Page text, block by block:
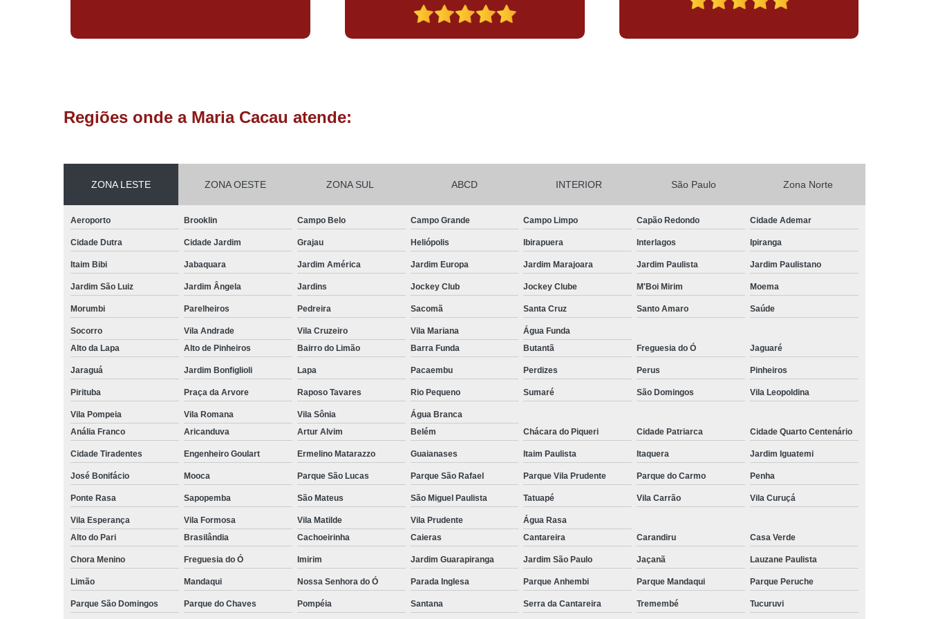
Regiões onde a Maria Cacau atende:
ZONA LESTE ZONA OESTE ZONA SUL ABCD INTERIOR São Paulo Zona Norte
Aeroporto Brooklin Campo Belo Campo Grande Campo Limpo Capão Redondo Cidade Ademar
Cidade Dutra Cidade Jardim Grajau Heliópolis Ibirapuera Interlagos Ipiranga
Itaim Bibi Jabaquara Jardim América Jardim Europa Jardim Marajoara Jardim Paulista Jardim Paulistano
Jardim São Luiz Jardim Ângela Jardins Jockey Club Jockey Clube M'Boi Mirim Moema
Morumbi Parelheiros Pedreira Sacomã Santa Cruz Santo Amaro Saúde
Socorro Vila Andrade Vila Cruzeiro Vila Mariana
Água Funda
Alto da Lapa
Alto de Pinheiros Bairro do Limão Barra Funda Butantã Freguesia do Ó Jaguaré
Jaraguá Jardim Bonfiglioli Lapa Pacaembu Perdizes Perus Pinheiros
Pirituba Praça da Arvore Raposo Tavares Rio Pequeno Sumaré São Domingos Vila Leopoldina
Vila Pompeia Vila Romana Vila Sônia
Água Branca
Anália Franco
Aricanduva Artur Alvim Belém Chácara do Piqueri Cidade Patriarca Cidade Quarto Centenário
Cidade Tiradentes Engenheiro Goulart Ermelino Matarazzo Guaianases Itaim Paulista Itaquera Jardim Iguatemi
José Bonifácio Mooca Parque São Lucas Parque São Rafael Parque Vila Prudente Parque do Carmo Penha
Ponte Rasa Sapopemba São Mateus São Miguel Paulista Tatuapé Vila Carrão Vila Curuçá
Vila Esperança Vila Formosa Vila Matilde Vila Prudente
Água Rasa
Alto do Pari
Brasilândia Cachoeirinha Caieras Cantareira Carandiru Casa Verde
Chora Menino Freguesia do Ó Imirim Jardim Guarapiranga Jardim São Paulo Jaçanã Lauzane Paulista
Limão Mandaqui Nossa Senhora do Ó Parada Inglesa Parque Anhembi Parque Mandaqui Parque Peruche
Parque São Domingos Parque do Chaves Pompéia Santana Serra da Cantareira Tremembé Tucuruvi